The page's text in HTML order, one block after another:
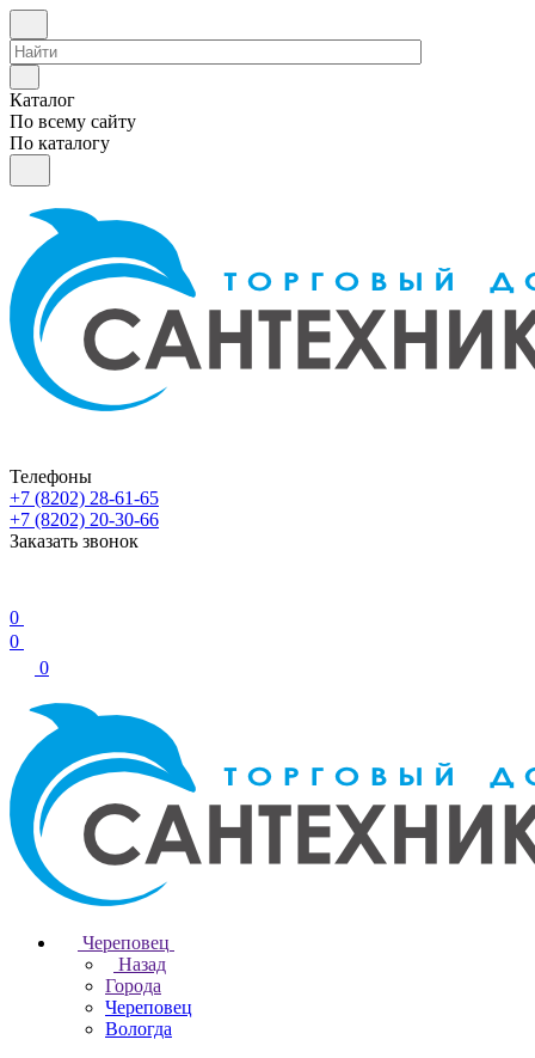
Каталог
По всему сайту
По каталогу
Телефоны
+7 (8202) 28‑61-65
+7 (8202) 20‑30-66
Заказать звонок
0
0
0
Череповец
Назад
Города
Череповец
Вологда